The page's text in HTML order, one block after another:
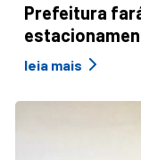
Prefeitura
leia mais